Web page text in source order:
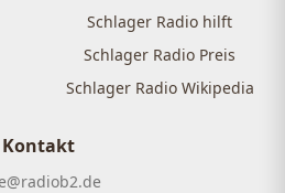
Schlager Radio hilft
Schlager Radio Preis
Schlager Radio Wikipedia
Kontakt